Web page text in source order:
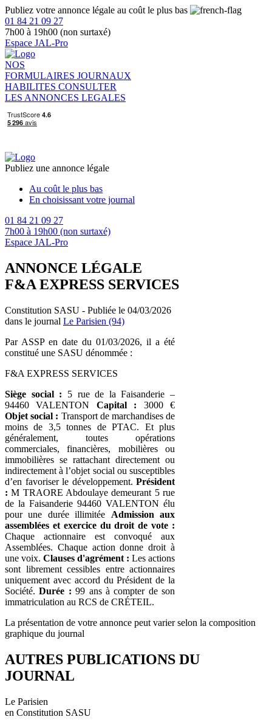
Publiez votre annonce légale au coût le plus bas
01 84 21 09 27
7h00 à 19h00 (non surtaxé)
Espace JAL-Pro
NOS
FORMULAIRES JOURNAUX
HABILITES CONSULTER
LES ANNONCES LEGALES
Publiez une annonce légale
Au coût le plus bas
En choisissant votre journal
01 84 21 09 27
7h00 à 19h00 (non surtaxé)
Espace JAL-Pro
ANNONCE LÉGALE
F&A EXPRESS SERVICES
Constitution SASU - Publiée le 04/03/2026
dans le journal Le Parisien (94)
Par ASSP en date du 01/03/2026, il a été
constitué une SASU dénommée :
F&A EXPRESS SERVICES
Siège social : 5 rue de la Faisanderie –
94460 VALENTON Capital : 3000 €
Objet social : Transport de marchandises de
moins de 3,5 tonnes de PTAC. Et plus
généralement, toutes opérations
commerciales, financières, mobilières ou
immobilières se rattachant directement ou
indirectement à l’objet social ou susceptibles
d’en favoriser le développement. Président
: M TRAORE Abdoulaye demeurant 5 rue
de la Faisanderie 94460 VALENTON élu
pour une durée illimitée Admission aux
assemblées et exercice du droit de vote :
Chaque actionnaire est convoqué aux
Assemblées. Chaque action donne droit à
une voix. Clauses d'agrément : Les actions
sont librement cessibles entre actionnaires
uniquement avec accord du Président de la
Société.Durée : 99 ans à compter de son
immatriculation au RCS de CRÉTEIL.
La présentation de votre annonce peut varier selon la composition
graphique du journal
AUTRES PUBLICATIONS DU
JOURNAL
Le Parisien
en Constitution SASU